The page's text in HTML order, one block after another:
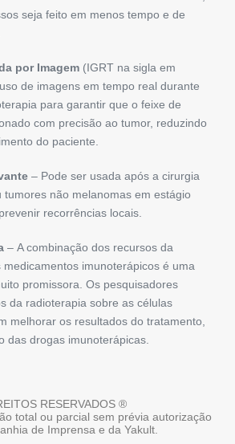
seja feito em menos tempo e de
por Imagem (IGRT na sigla em
de imagens em tempo real durante
para garantir que o feixe de
com precisão ao tumor, reduzindo
do paciente.
– Pode ser usada após a cirurgia
tumores não melanomas em estágio
recorrências locais.
– A combinação dos recursos da
medicamentos imunoterápicos é uma
promissora. Os pesquisadores
da radioterapia sobre as células
melhorar os resultados do tratamento,
das drogas imunoterápicas.
RESERVADOS ®
total ou parcial sem prévia autorização
de Imprensa e da Yakult.